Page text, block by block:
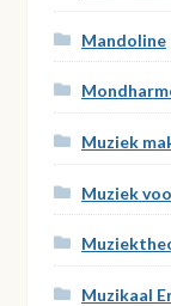
Mandoline
Muziek
Muziek
Muzikaal